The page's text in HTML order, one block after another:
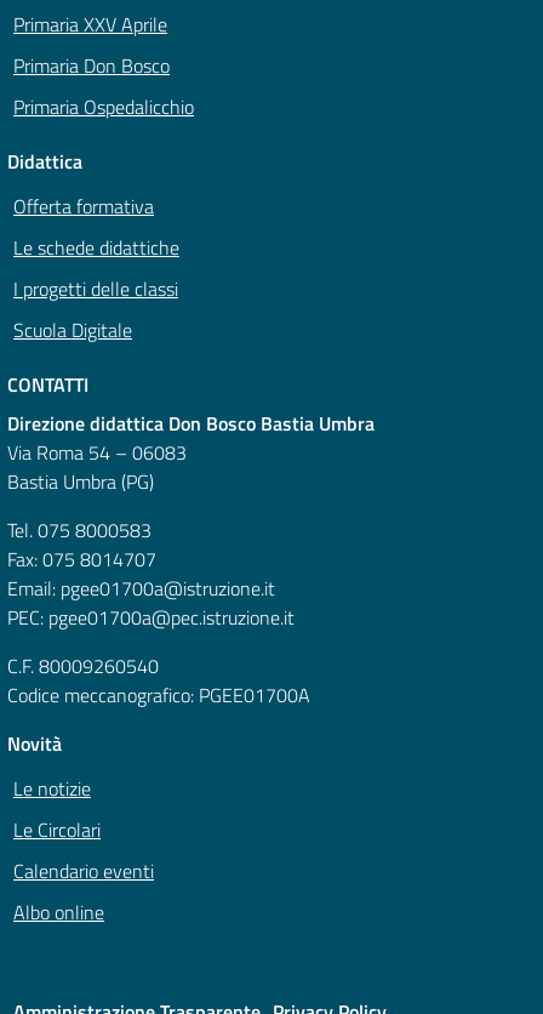
Primaria XXV Aprile
Primaria Don Bosco
Primaria Ospedalicchio
Didattica
Offerta formativa
Le schede didattiche
I progetti delle classi
Scuola Digitale
CONTATTI
Direzione didattica Don Bosco Bastia Umbra
Via Roma 54 – 06083
Bastia Umbra (PG)
Tel. 075 8000583
Fax: 075 8014707
Email: pgee01700a@istruzione.it
PEC: pgee01700a@pec.istruzione.it
C.F. 80009260540
Codice meccanografico: PGEE01700A
Novità
Le notizie
Le Circolari
Calendario eventi
Albo online